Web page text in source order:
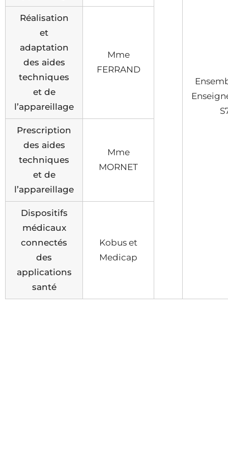
Réalisation
et
adaptation
des aides
techniques
et de
l’appareillage
Mme
FERRAND
Prescription
des aides
techniques
et de
l’appareillage
Mme
MORNET
Dispositifs
médicaux
connectés
des
applications
santé
Kobus et
Medicap